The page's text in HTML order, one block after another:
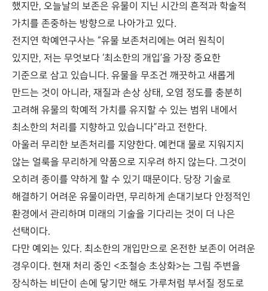
했지만, 오늘날의 보존은 유물이 지닌 시간의 흔적과 학술적
가치를 존중하는 방향으로 나아가고 있다.
전지연 학예연구사는 “유물 보존처리에는 여러 원칙이
있지만, 저는 무엇보다 ‘최소한의 개입’을 가장 중요한
기준으로 삼고 있습니다. 유물을 무조건 깨끗하고 새롭게
만드는 것이 아니라, 재질과 손상 상태, 오염 정도를 충분히
고려해 유물의 학예적 가치를 유지할 수 있는 범위 내에서
최소한의 처리를 지향하고 있습니다”라고 전한다.
아울러 무리한 보존처리를 지양한다. 예컨대 물로 지워지지
않는 얼룩을 무리하게 약품으로 지우려 하지 않는다. 그것이
오히려 종이를 약하게 할 수 있기 때문이다. 당장 기술로
해결하기 어려운 유물이라면, 무리하게 손대기보다 안정적인
환경에서 관리하며 미래의 기술을 기다리는 것이 더 나은
선택이다.
다만 예외는 있다. 최소한의 개입만으로 온전한 보존이 어려운
경우이다. 현재 처리 중인 <조철승 초상화>는 그림 주변을
장식하는 비단이 손에 닿기만 해도 가루처럼 부서질 정도로